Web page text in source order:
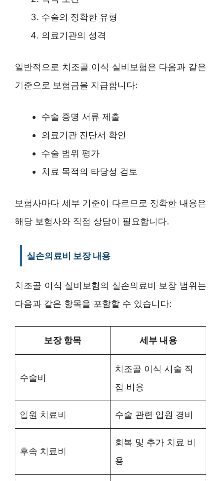
수술의 정확한 유형
의료기관의 성격
일반적으로 치조골 이식 실비보험은 다음과 같은
기준으로 보험금을 지급합니다:
수술 증명 서류 제출
의료기관 진단서 확인
수술 범위 평가
치료 목적의 타당성 검토
보험사마다 세부 기준이 다르므로 정확한 내용은
해당 보험사와 직접 상담이 필요합니다.
실손의료비 보장 내용
치조골 이식 실비보험의 실손의료비 보장 범위는
다음과 같은 항목을 포함할 수 있습니다:
보장 항목 세부 내용
수술비
치조골 이식 시술 직
접 비용
입원 치료비 수술 관련 입원 경비
후속 치료비
회복 및 추가 치료 비
용